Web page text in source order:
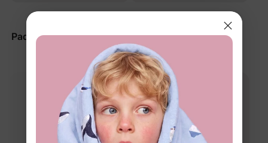
Paquete de 3 bodies para
Conjunto de 4 bodies
para bebé en amarillo